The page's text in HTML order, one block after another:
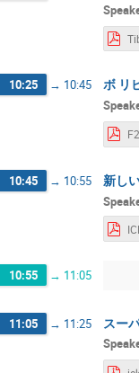
10:25 → 10:45 ボ リ
10:45 → 10:55 新し
10:55 → 11:05
11:05 → 11:25 スー